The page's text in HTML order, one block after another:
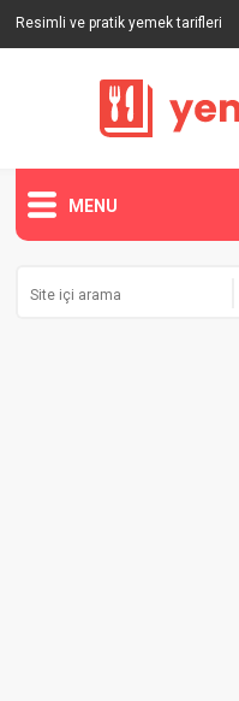
Resimli ve pratik yemek tarifleri
MENU